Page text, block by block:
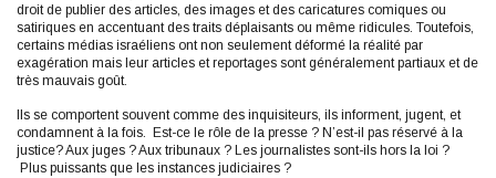
droit de publier des articles, des images et des caricatures comiques ou
satiriques en accentuant des traits déplaisants ou même ridicules. Toutefois,
certains médias israéliens ont non seulement déformé la réalité par
exagération mais leur articles et reportages sont généralement partiaux et de
très mauvais goût.
Ils se comportent souvent comme des inquisiteurs, ils informent, jugent, et
condamnent à la fois. Est-ce le rôle de la presse ? N’est-il pas réservé à la
justice? Aux juges ? Aux tribunaux ? Les journalistes sont-ils hors la loi ?
Plus puissants que les instances judiciaires ?